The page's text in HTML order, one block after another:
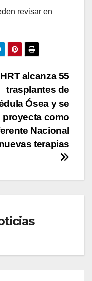
revisar en
HRT alcanza 55
trasplantes de
Ósea y se
proyecta como
Nacional
terapias